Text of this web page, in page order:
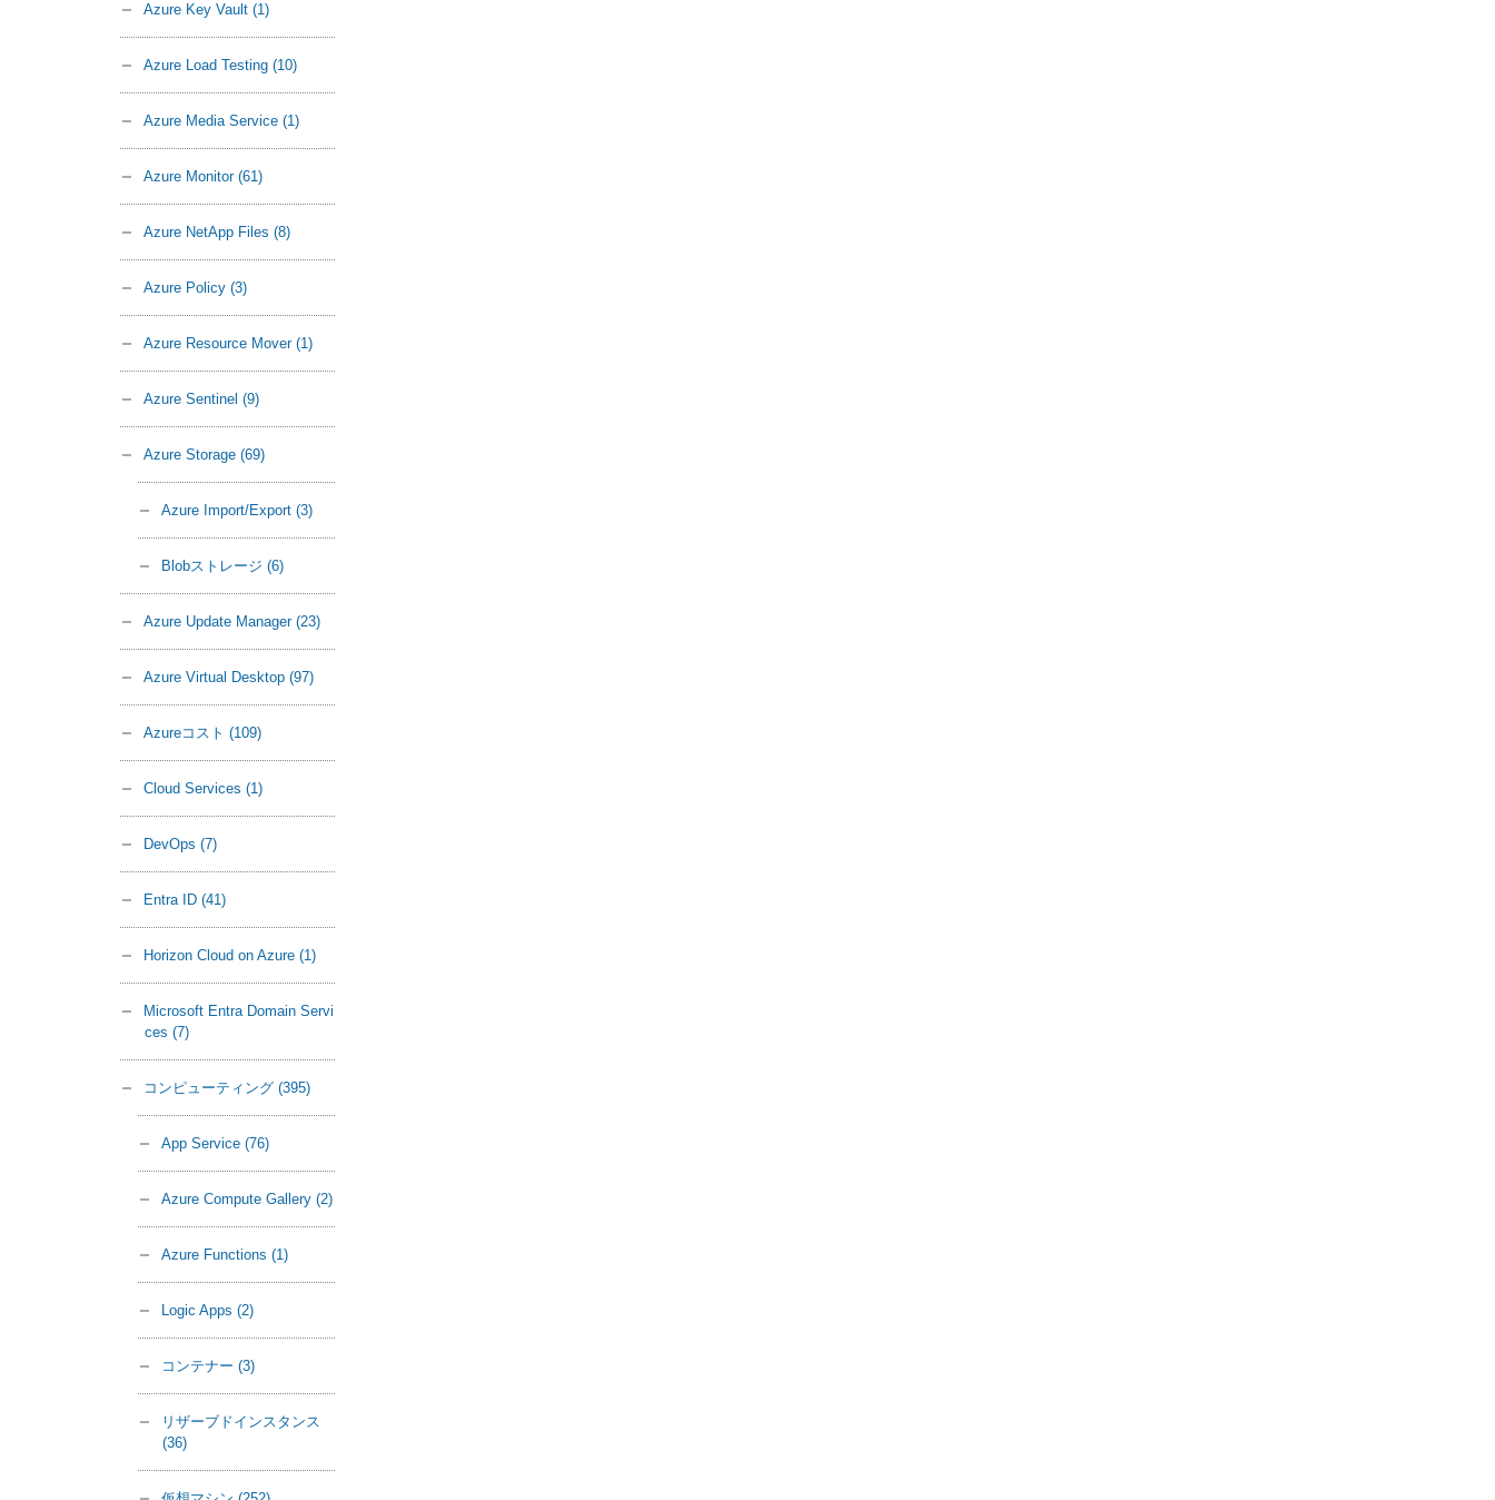
Azure Key Vault (1)
Azure Load Testing (10)
Azure Media Service (1)
Azure Monitor (61)
Azure NetApp Files (8)
Azure Policy (3)
Azure Resource Mover (1)
Azure Sentinel (9)
Azure Storage (69)
Azure Import/Export (3)
Blobストレージ (6)
Azure Update Manager (23)
Azure Virtual Desktop (97)
Azureコスト (109)
Cloud Services (1)
DevOps (7)
Entra ID (41)
Horizon Cloud on Azure (1)
Microsoft Entra Domain Servi
ces (7)
コンピューティング (395)
App Service (76)
Azure Compute Gallery (2)
Azure Functions (1)
Logic Apps (2)
コンテナー (3)
リザーブドインスタンス
(36)